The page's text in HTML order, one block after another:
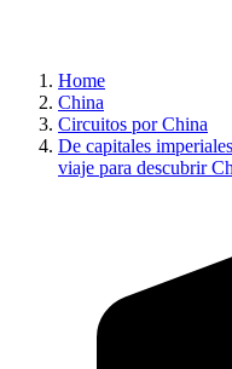
Home
China
Circuitos por China
De capitales
viaje para descubrir